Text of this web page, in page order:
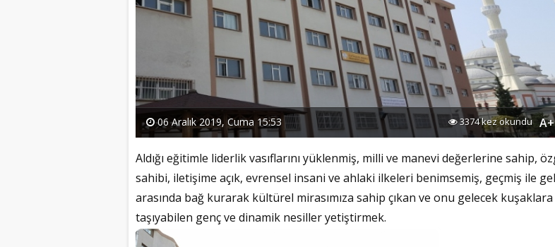
06 Aralık 2019, Cuma 15:53 A+
3374 kez okundu
Aldığı eğitimle liderlik vasıflarını yüklenmiş, milli ve manevi değerlerine sahip,
sahibi, iletişime açık, evrensel insani ve ahlaki ilkeleri benimsemiş, geçmiş ile
arasında bağ kurarak kültürel mirasımıza sahip çıkan ve onu gelecek kuşaklara
taşıyabilen genç ve dinamik nesiller yetiştirmek.